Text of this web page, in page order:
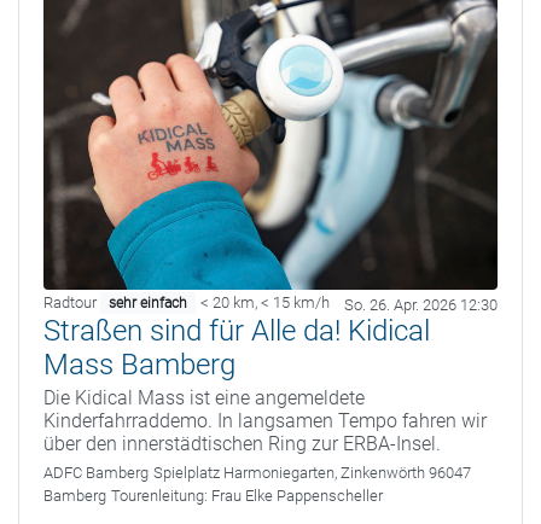
Radtour sehr einfach < 20 km, < 15 km/h So. 26. Apr. 2026 12:30
Straßen sind für Alle da! Kidical
Mass Bamberg
Die Kidical Mass ist eine angemeldete
Kinderfahrraddemo. In langsamen Tempo fahren wir
über den innerstädtischen Ring zur ERBA-Insel.
ADFC Bamberg Spielplatz Harmoniegarten, Zinkenwörth 96047
Bamberg Tourenleitung: Frau Elke Pappenscheller